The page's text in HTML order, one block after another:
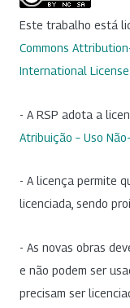
Este trabalho está
Commons
International License
- A RSP adota a
Atribuição – Uso
- A licença permite
licenciada, sendo
- As novas obras
e não podem ser
precisam ser